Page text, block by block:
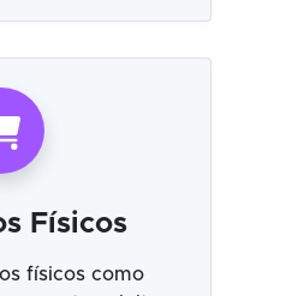
Físicos
físicos como